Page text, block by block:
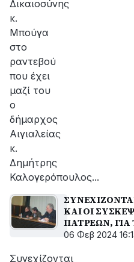
Δικαιοσύνης
κ.
Μπούγα
στο
ραντεβού
που έχει
μαζί του
ο
δήμαρχος
Αιγιαλείας
κ.
Δημήτρης
Καλογερόπουλος...
ΚΑΙ ΟΙ
ΠΑΤΡΕΩΝ,
ΣΑΒΒΑΤΟ 10
06 Φεβ 2024
Συνεχίζονται